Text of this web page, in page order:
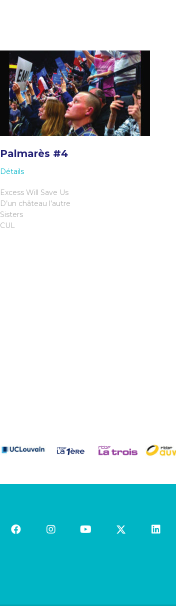
Palmarès #4
Détails
Excess Will Save Us
D’un château l’autre
Sisters
CUL